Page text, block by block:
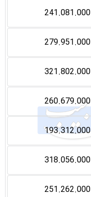
241.081.000
279.951.000
321.802.000
260.679.000
193.312.000
318.056.000
251.262.000